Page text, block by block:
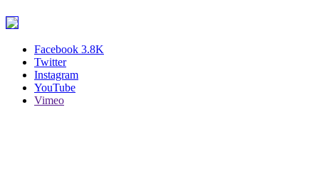
Facebook 3.8K
Twitter
Instagram
YouTube
Vimeo